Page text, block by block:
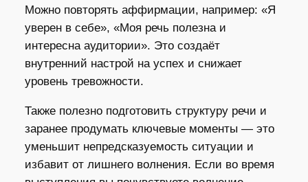
Можно повторять аффирмации, например: «Я
уверен в себе», «Моя речь полезна и
интересна аудитории». Это создаёт
внутренний настрой на успех и снижает
уровень тревожности.
Также полезно подготовить структуру речи и
заранее продумать ключевые моменты — это
уменьшит непредсказуемость ситуации и
избавит от лишнего волнения. Если во время